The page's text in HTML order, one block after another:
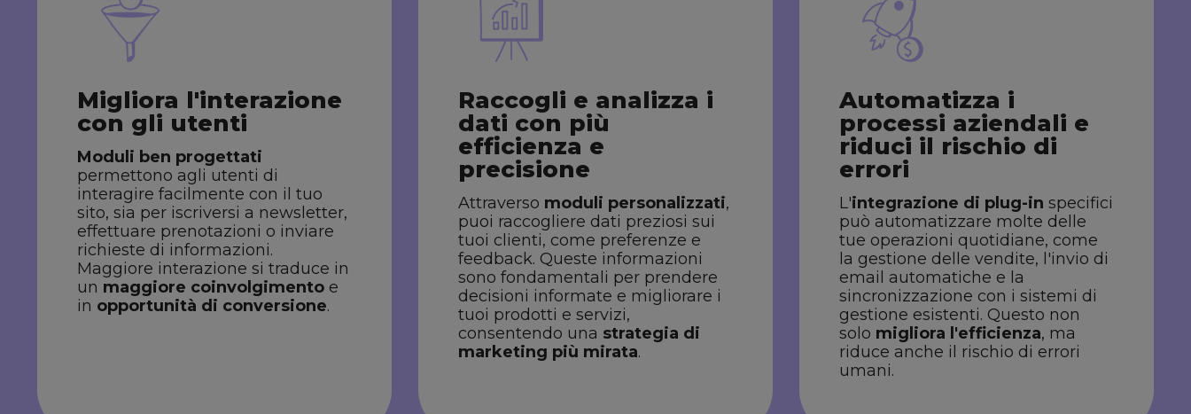
Migliora l'interazione
con gli utenti
Moduli ben progettati
permettono agli utenti di
interagire facilmente con il tuo
sito, sia per iscriversi a newsletter,
effettuare prenotazioni o inviare
richieste di informazioni.
Maggiore interazione si traduce in
un maggiore coinvolgimento e
in opportunità di conversione.
Raccogli e analizza i
dati con più
efficienza e
precisione
Attraverso moduli personalizzati,
puoi raccogliere dati preziosi sui
tuoi clienti, come preferenze e
feedback. Queste informazioni
sono fondamentali per prendere
decisioni informate e migliorare i
tuoi prodotti e servizi,
consentendo una strategia di
marketing più mirata.
Automatizza i
processi aziendali e
riduci il rischio di
errori
L'integrazione di plug-in specifici
può automatizzare molte delle
tue operazioni quotidiane, come
la gestione delle vendite, l'invio di
email automatiche e la
sincronizzazione con i sistemi di
gestione esistenti. Questo non
solo migliora l'efficienza, ma
riduce anche il rischio di errori
umani.